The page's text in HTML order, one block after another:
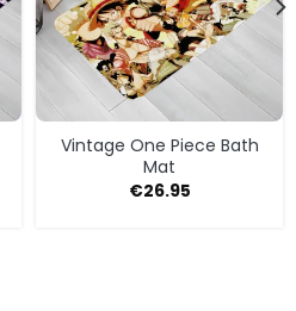
Vintage One Piece Bath
Mat
€26.95